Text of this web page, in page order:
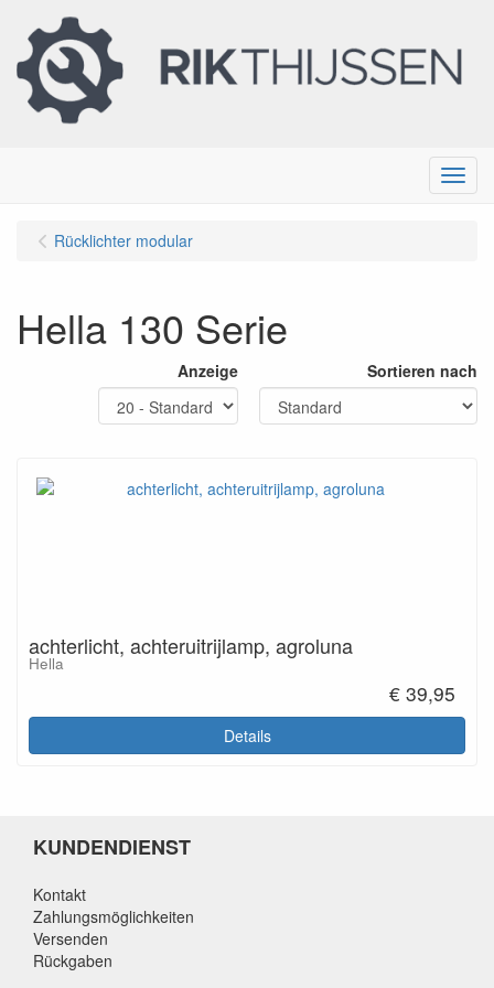
Menu
Rücklichter modular
Hella 130 Serie
Anzeige Sortieren nach
achterlicht, achteruitrijlamp, agroluna
Hella
€ 39,95
Details
KUNDENDIENST
Kontakt
Zahlungsmöglichkeiten
Versenden
Rückgaben